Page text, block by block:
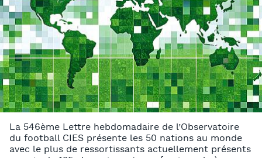
La 546ème Lettre hebdomadaire de l’Observatoire
du football CIES présente les 50 nations au monde
avec le plus de ressortissants actuellement présents